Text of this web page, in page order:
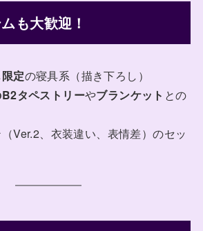
も大歓迎！
定の寝具系（描き下ろし）
タペストリーやブランケット との
Ver.2、衣装違い、表情差）のセッ